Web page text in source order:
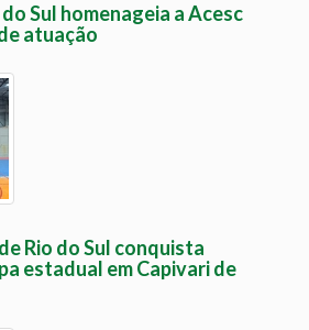
Sul homenageia a Acesc
atuação
Rio do Sul conquista
estadual em Capivari de